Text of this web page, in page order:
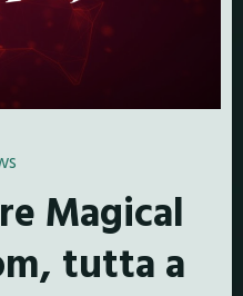
Magical
tutta a